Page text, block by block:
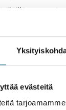
evästeitä
Näillä
on suunniteltu
ajatellen.